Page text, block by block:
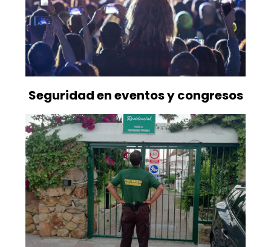
Seguridad en eventos y congresos